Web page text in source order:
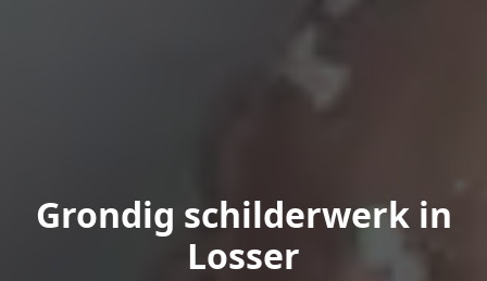
Grondig schilderwerk in
Losser